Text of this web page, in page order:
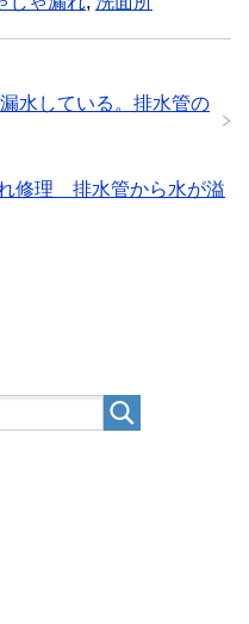
水している。排水管の
修理 排水管から水が溢